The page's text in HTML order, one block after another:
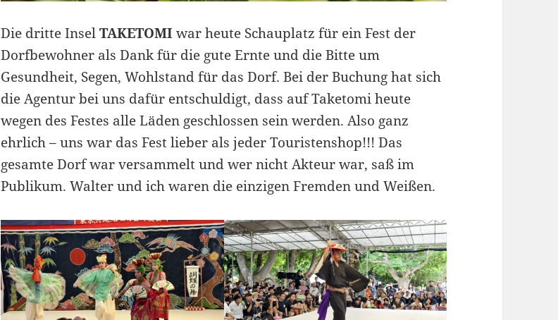
Die dritte InselTAKETOMIwar heute Schauplatz für ein Fest der
Dorfbewohner als Dank für die gute Ernte und die Bitte um
Gesundheit, Segen, Wohlstand für das Dorf. Bei der Buchung hat sich
die Agentur bei uns dafür entschuldigt, dass auf Taketomi heute
wegen des Festes alle Läden geschlossen sein werden. Also ganz
ehrlich – uns war das Fest lieber als jeder Touristenshop!!! Das
gesamte Dorf war versammelt und wer nicht Akteur war, saß im
Publikum. Walter und ich waren die einzigen Fremden und Weißen.